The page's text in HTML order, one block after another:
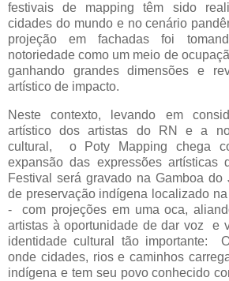
festivais de mapping têm sido
cidades do mundo e no cenário
projeção em fachadas foi
notoriedade como um meio de
ganhando grandes dimensões e
artístico de impacto.
Neste contexto, levando em
artístico dos artistas do RN e a
cultural,
o Poty Mapping chega
expansão das expressões artísticas
Festival será gravado na Gamboa do
de preservação indígena localizado
-
com projeções em uma oca,
artistas à oportunidade de dar voz
e
identidade cultural tão importante:
onde cidades, rios e caminhos
indígena e tem seu povo conhecido